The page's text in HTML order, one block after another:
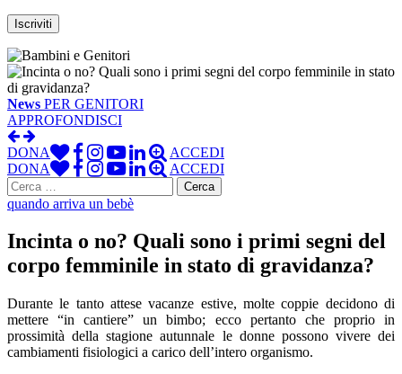
News PER GENITORI
APPROFONDISCI
DONA
ACCEDI
DONA
ACCEDI
Ricerca
per:
quando arriva un bebè
Incinta o no? Quali sono i primi segni del
corpo femminile in stato di gravidanza?
Durante le tanto attese vacanze estive, molte coppie decidono di
mettere “in cantiere” un bimbo; ecco pertanto che proprio in
prossimità della stagione autunnale le donne possono vivere dei
cambiamenti fisiologici a carico dell’intero organismo.